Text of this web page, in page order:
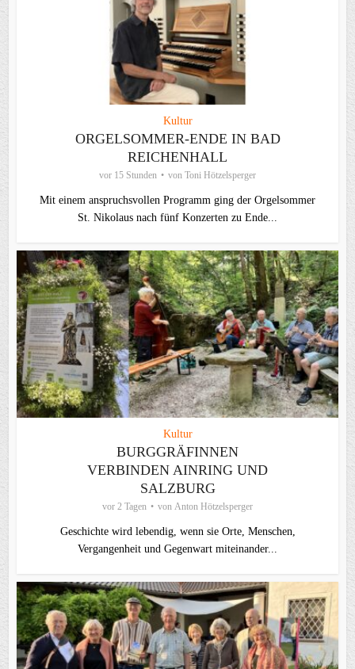
Kultur
ORGELSOMMER-ENDE IN BAD
REICHENHALL
vor 15 Stunden von Toni Hötzelsperger
Mit einem anspruchsvollen Programm ging der Orgelsommer
St. Nikolaus nach fünf Konzerten zu Ende...
Kultur
BURGGRÄFINNEN
VERBINDEN AINRING UND
SALZBURG
vor 2 Tagen von Anton Hötzelsperger
Geschichte wird lebendig, wenn sie Orte, Menschen,
Vergangenheit und Gegenwart miteinander...